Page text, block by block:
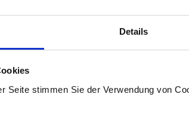
Details
Seite stimmen Sie der Verwendung von
Spezialisierung als
bei Ihnen im Recruiting
für Sie das